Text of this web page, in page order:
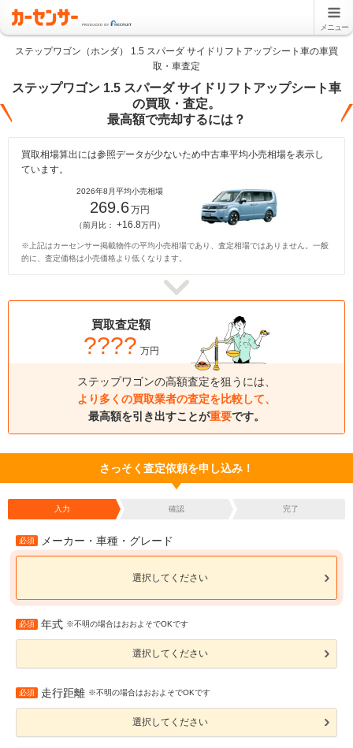
メニュー
ステップワゴン（ホンダ） 1.5 スパーダ サイドリフトアップシート車の車買
取・車査定
ステップワゴン 1.5 スパーダ サイドリフトアップシート車
の買取・査定。
最高額で売却するには？
買取相場算出には参照データが少ないため中古車平均小売相場を表示し
ています。
2026年8月平均小売相場
269.6万円
（前月比： +16.8万円）
※上記はカーセンサー掲載物件の平均小売相場であり、査定相場ではありません。一般
的に、査定価格は小売価格より低くなります。
買取査定額
???? 万円
ステップワゴンの高額査定を狙うには、
より多くの買取業者の査定を比較して、
最高額を引き出すことが重要です。
さっそく査定依頼を申し込み！
入力 確認 完了
必須 メーカー・車種・グレード
選択してください
必須 年式 ※不明の場合はおおよそでOKです
選択してください
必須 走行距離 ※不明の場合はおおよそでOKです
選択してください